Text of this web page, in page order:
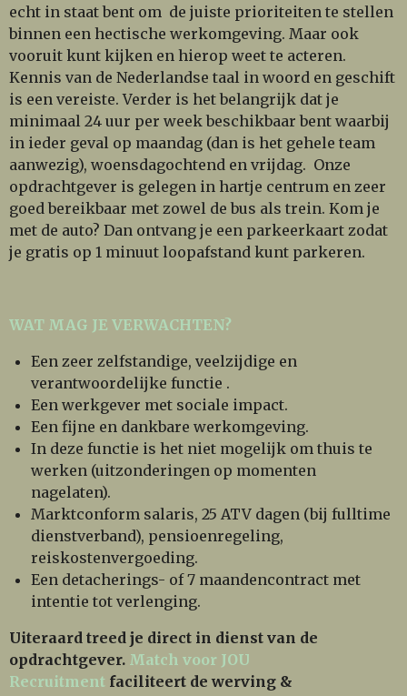
echt in staat bent om de juiste prioriteiten te stellen
binnen een hectische werkomgeving. Maar ook
vooruit kunt kijken en hierop weet te acteren.
Kennis van de Nederlandse taal in woord en geschift
is een vereiste. Verder is het belangrijk dat je
minimaal 24 uur per week beschikbaar bent waarbij
in ieder geval op maandag (dan is het gehele team
aanwezig), woensdagochtend en vrijdag. Onze
opdrachtgever is gelegen in hartje centrum en zeer
goed bereikbaar met zowel de bus als trein. Kom je
met de auto? Dan ontvang je een parkeerkaart zodat
je gratis op 1 minuut loopafstand kunt parkeren.
WAT MAG JE VERWACHTEN?
Een zeer zelfstandige, veelzijdige en
verantwoordelijke functie .
Een werkgever met sociale impact.
Een fijne en dankbare werkomgeving.
In deze functie is het niet mogelijk om thuis te
werken (uitzonderingen op momenten
nagelaten).
Marktconform salaris, 25 ATV dagen (bij fulltime
dienstverband), pensioenregeling,
reiskostenvergoeding.
Een detacherings- of 7 maandencontract met
intentie tot verlenging.
Uiteraard treed je direct in dienst van de
opdrachtgever. Match voor JOU
Recruitment faciliteert de werving &